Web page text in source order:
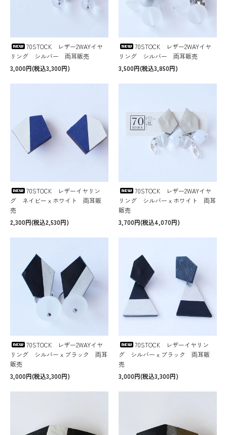
70STOCK レザー2WAYイヤ
リング シルバー 両耳販売
3,000円(税込3,300円)
70STOCK レザー2WAYイヤ
リング シルバー 両耳販売
3,500円(税込3,850円)
70STOCK レザーイヤリン
グ ネイビーｘホワイト 両耳販
売
2,300円(税込2,530円)
70STOCK レザー2WAYイヤ
リング シルバーｘホワイト 両耳
販売
3,700円(税込4,070円)
70STOCK レザー2WAYイヤ
リング シルバーｘブラック 両耳
販売
3,000円(税込3,300円)
70STOCK レザーイヤリン
グ シルバーｘブラック 両耳販
売
3,000円(税込3,300円)